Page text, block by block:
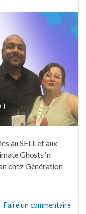
au SELL et aux
Ghosts ‘n
chez Génération
Faire un commentaire